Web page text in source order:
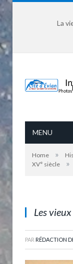
La
MENU
Home »
XV° siècle
»
Les
PAR RÉDACTION